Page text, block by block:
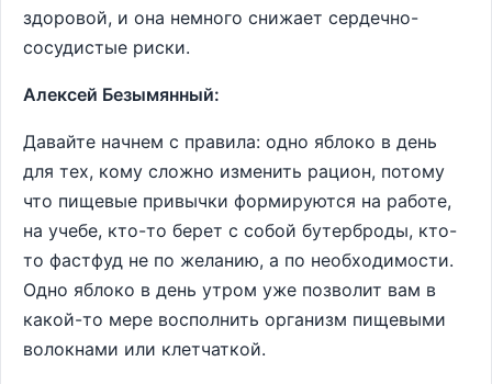
здоровой, и она немного снижает сердечно-
сосудистые риски.
Алексей Безымянный:
Давайте начнем с правила: одно яблоко в день
для тех, кому сложно изменить рацион, потому
что пищевые привычки формируются на работе,
на учебе, кто-то берет с собой бутерброды, кто-
то фастфуд не по желанию, а по необходимости.
Одно яблоко в день утром уже позволит вам в
какой-то мере восполнить организм пищевыми
волокнами или клетчаткой.